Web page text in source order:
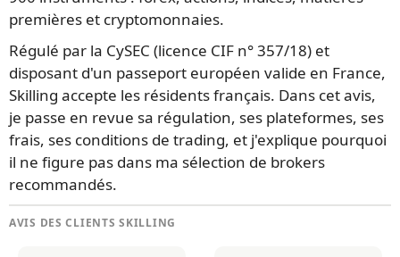
premières et cryptomonnaies.
Régulé par la CySEC (licence CIF n° 357/18) et
disposant d'un passeport européen valide en France,
Skilling accepte les résidents français. Dans cet avis,
je passe en revue sa régulation, ses plateformes, ses
frais, ses conditions de trading, et j'explique pourquoi
il ne figure pas dans ma sélection de brokers
recommandés.
AVIS DES CLIENTS SKILLING